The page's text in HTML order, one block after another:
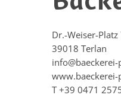
Dr.-Weiser-Platz
39018 Terlan
www.baeckerei-
T +39 0471